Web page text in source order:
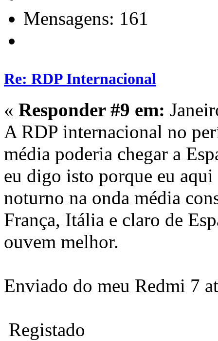
Mensagens: 161
Re: RDP Internacional
« Responder #9 em:
A RDP internacional no
média poderia chegar a
eu digo isto porque eu
noturno na onda média
França, Itália e claro de
ouvem melhor.
Enviado do meu Redmi 7
Registado